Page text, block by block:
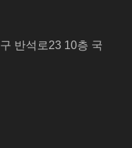
반석로23 10층 국